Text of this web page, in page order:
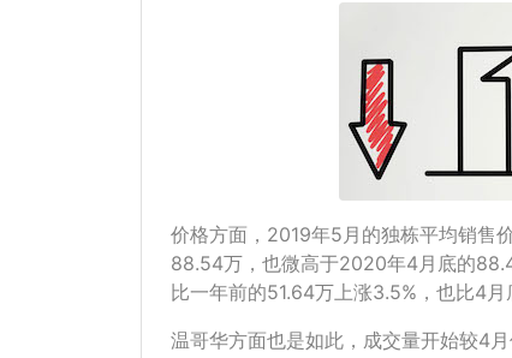
价格方面，2019年5月的独栋平均销售
88.54万，也微高于2020年4月底的
比一年前的51.64万上涨3.5%，也比4月
温哥华方面也是如此，成交量开始较4